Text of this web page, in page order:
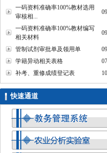
一码资料准确率100%教材选用
审核相...
一码资料准确率100%教材编写
相关材料
管制试剂审批单及领用单
学籍异动相关表格
补考、重修成绩登记表
快速通道